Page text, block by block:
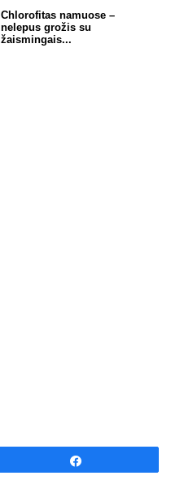
Chlorofitas namuose –
nelepus grožis su
žaismingais...